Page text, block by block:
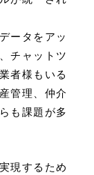
ータをアッ
チャットツ
者様もいる
管理、仲介
も課題が多
現するため